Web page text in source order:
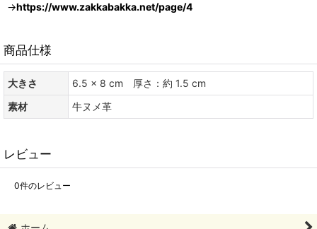
→https://www.zakkabakka.net/page/4
商品仕様
大きさ
6.5 × 8 cm 厚さ：約 1.5 cm
素材
牛ヌメ革
レビュー
0件のレビュー